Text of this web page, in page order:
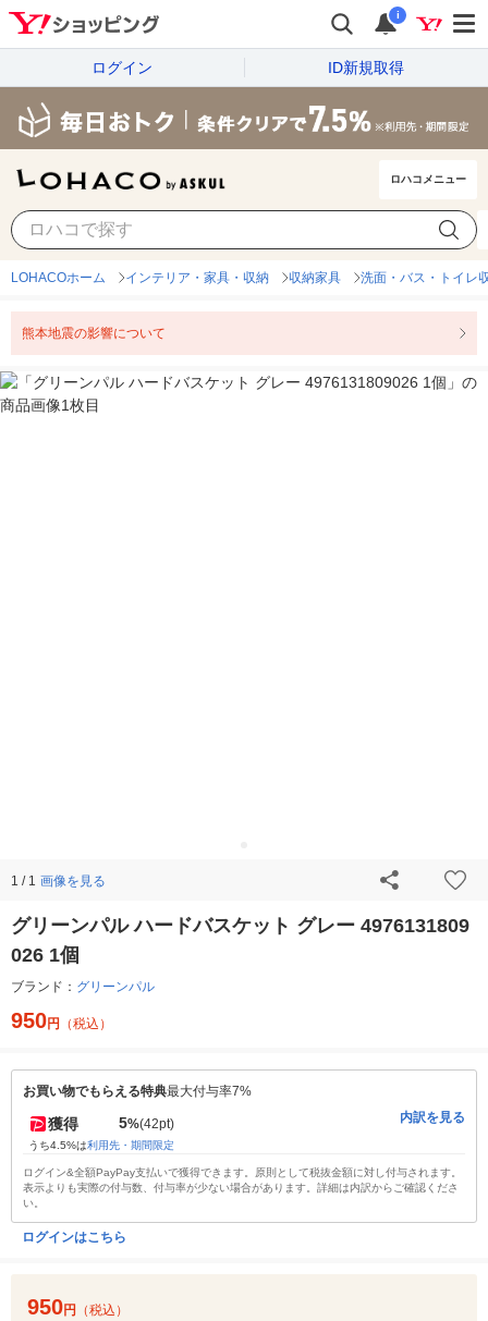
i
ログイン ID新規取得
ロハコメニュー
LOHACOホーム インテリア・家具・収納 収納家具 洗面・バス・トイレ
熊本地震の影響について
1 / 1 画像を見る
グリーンパル ハードバスケット グレー 4976131809
026 1個
ブランド： グリーンパル
950円 （税込）
お買い物でもらえる特典最大付与率7%
獲得 5%(42pt)
うち4.5%は利用先・期間限定
内訳を見る
ログイン&全額PayPay支払いで獲得できます。原則として税抜金額に対し付与されます。
表示よりも実際の付与数、付与率が少ない場合があります。詳細は内訳からご確認くださ
い。
ログインはこちら
950円 （税込）